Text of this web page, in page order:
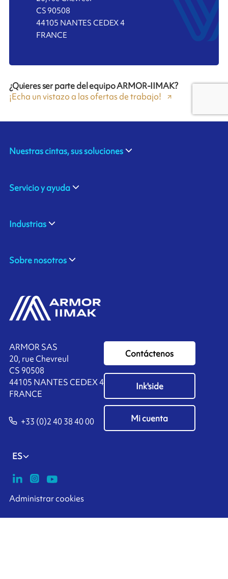
CS 90508
44105 NANTES CEDEX 4
FRANCE
¿Quieres ser parte del equipo ARMOR-IIMAK?
¡Echa un vistazo a las ofertas de trabajo!
ARMOR SAS
20, rue Chevreul
CS 90508
44105 NANTES CEDEX 4
FRANCE
+33 (0)2 40 38 40 00
Contáctenos
Ink'side
Mi cuenta
ES
Administrar cookies
Nuestras cintas, sus soluciones
Servicio y ayuda
Industrias
Sobre nosotros